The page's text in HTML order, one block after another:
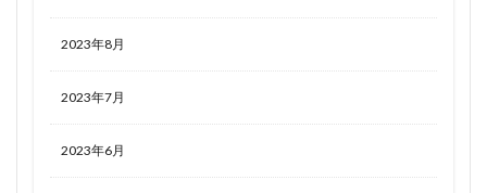
2023年8月
2023年7月
2023年6月